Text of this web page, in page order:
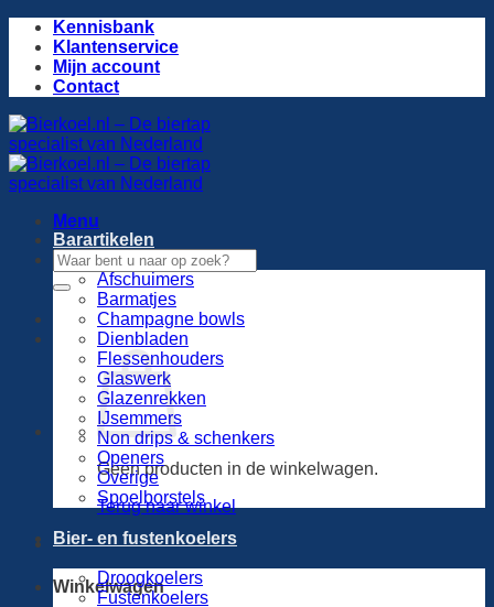
naar
inhoud
Kennisbank
Klantenservice
Mijn account
Contact
Menu
Zoeken
naar:
Geen producten in de winkelwagen.
Terug naar winkel
Winkelwagen
Barartikelen
Afschuimers
Barmatjes
Champagne bowls
Dienbladen
Flessenhouders
Glaswerk
Glazenrekken
IJsemmers
Non drips & schenkers
Openers
Overige
Spoelborstels
Bier- en fustenkoelers
Droogkoelers
Fustenkoelers